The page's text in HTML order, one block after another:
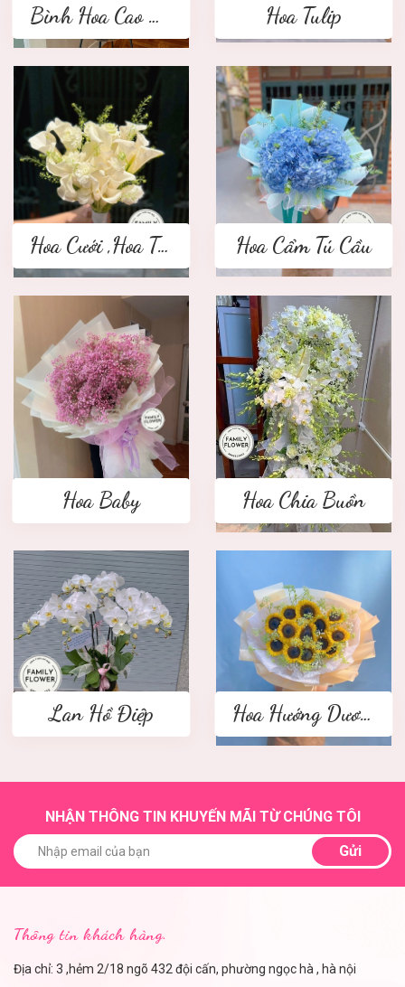
Bình Hoa Cao Cấp Hoa Tulip
Hoa Cưới ,Hoa Tay Cầm Cô Dâu Hoa Cẩm Tú Cầu
Hoa Baby Hoa Chia Buồn
Lan Hồ Điệp Hoa Hướng Dương
NHẬN THÔNG TIN KHUYẾN MÃI TỪ CHÚNG TÔI
Gửi
Thông tin khách hàng.
Địa chỉ: 3 ,hẻm 2/18 ngõ 432 đội cấn, phường ngọc hà , hà nội